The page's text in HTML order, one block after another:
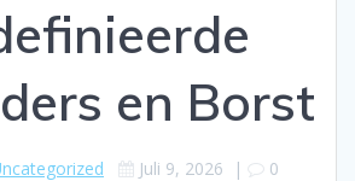
en Borst
Juli 9, 2026 | 0